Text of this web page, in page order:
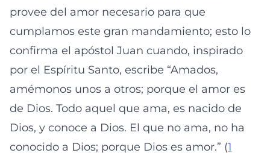
provee del amor necesario para que
cumplamos este gran mandamiento; esto lo
confirma el apóstol Juan cuando, inspirado
por el Espíritu Santo, escribe “Amados,
amémonos unos a otros; porque el amor es
de Dios. Todo aquel que ama, es nacido de
Dios, y conoce a Dios. El que no ama, no ha
conocido a Dios; porque Dios es amor.” (1